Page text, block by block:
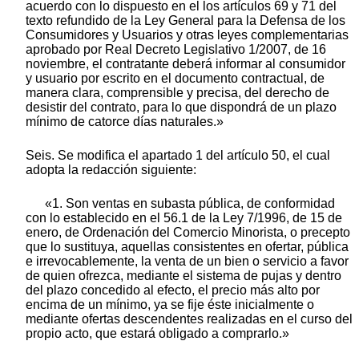
acuerdo con lo dispuesto en el los artículos 69 y 71 del
texto refundido de la Ley General para la Defensa de los
Consumidores y Usuarios y otras leyes complementarias
aprobado por Real Decreto Legislativo 1/2007, de 16
noviembre, el contratante deberá informar al consumidor
y usuario por escrito en el documento contractual, de
manera clara, comprensible y precisa, del derecho de
desistir del contrato, para lo que dispondrá de un plazo
mínimo de catorce días naturales.»
Seis. Se modifica el apartado 1 del artículo 50, el cual
adopta la redacción siguiente:
«1. Son ventas en subasta pública, de conformidad
con lo establecido en el 56.1 de la Ley 7/1996, de 15 de
enero, de Ordenación del Comercio Minorista, o precepto
que lo sustituya, aquellas consistentes en ofertar, pública
e irrevocablemente, la venta de un bien o servicio a favor
de quien ofrezca, mediante el sistema de pujas y dentro
del plazo concedido al efecto, el precio más alto por
encima de un mínimo, ya se fije éste inicialmente o
mediante ofertas descendentes realizadas en el curso del
propio acto, que estará obligado a comprarlo.»